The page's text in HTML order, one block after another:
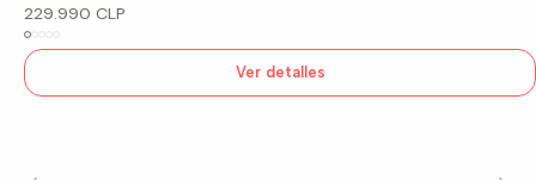
229.990 CLP
Ver detalles